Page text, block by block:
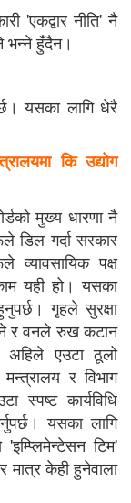
'एकद्वार नीति' नै
भन्ने हुँदैन।
यसका लागि धेरै
कि उद्योग
मुख्य धारणा नै
डिल गर्दा सरकार
व्यावसायिक पक्ष
यही हो। यसका
गृहले सुरक्षा
र वनले रुख कटान
अहिले एउटा ठूलो
र विभाग
स्पष्ट कार्यविधि
यसका लागि
टिम'
मात्र केही हुनेवाला